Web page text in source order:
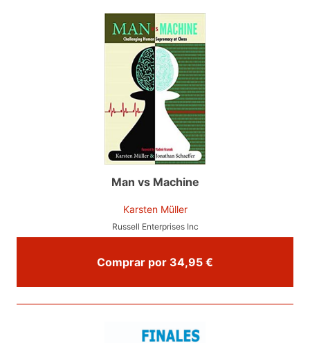
Man vs Machine
Karsten Müller
Russell Enterprises Inc
Comprar por 34,95 €